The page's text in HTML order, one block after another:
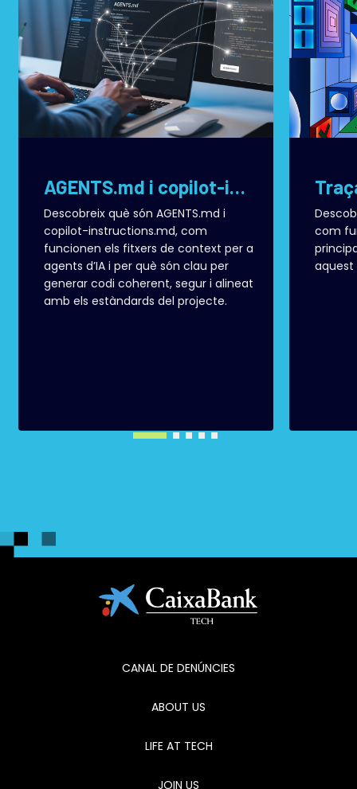
AGENTS.md i copilot-instructions.md: com donar context a la IA en projectes de desenvolupament de software
Descobreix què són AGENTS.md i
copilot-instructions.md, com
funcionen els fitxers de context per a
agents d’IA i per què són clau per
generar codi coherent, segur i alineat
amb els estàndards del projecte.
com
aquest
CANAL DE DENÚNCIES
ABOUT US
LIFE AT TECH
JOIN US